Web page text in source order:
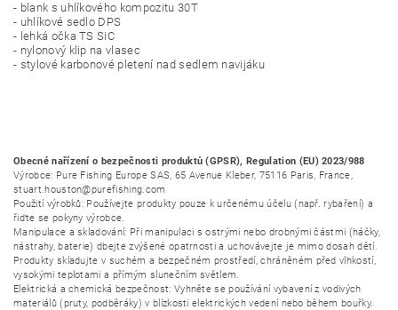
- blank s uhlíkového kompozitu 30T
- uhlíkové sedlo DPS
- lehká očka TS SiC
- nylonový klip na vlasec
- stylové karbonové pletení nad sedlem navijáku
Obecné nařízení o bezpečnosti produktů (GPSR), Regulation (EU) 2023/988
Výrobce: Pure Fishing Europe SAS, 65 Avenue Kleber, 75116 Paris, France,
stuart.houston@purefishing.com
Použití výrobků: Používejte produkty pouze k určenému účelu (např. rybaření) a
řiďte se pokyny výrobce.
Manipulace a skladování: Při manipulaci s ostrými nebo drobnými částmi (háčky,
nástrahy, baterie) dbejte zvýšené opatrnosti a uchovávejte je mimo dosah dětí.
Produkty skladujte v suchém a bezpečném prostředí, chráněném před vlhkostí,
vysokými teplotami a přímým slunečním světlem.
Elektrická a chemická bezpečnost: Vyhněte se používání vybavení z vodivých
materiálů (pruty, podběráky) v blízkosti elektrických vedení nebo během bouřky.